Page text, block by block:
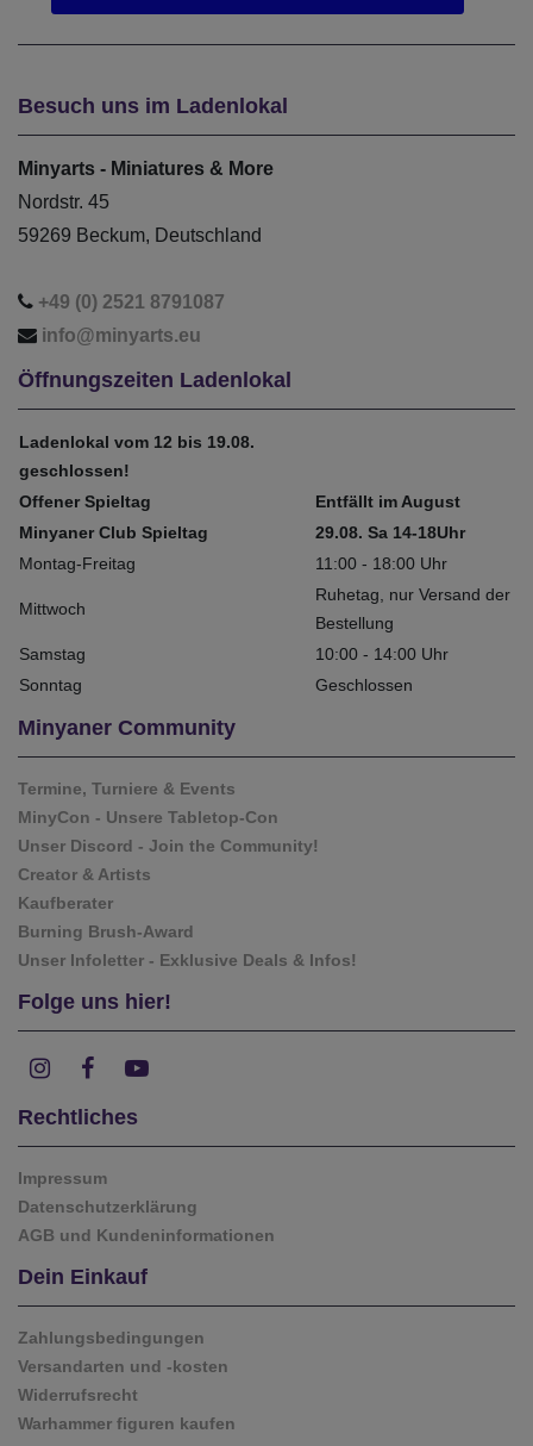
Besuch uns im Ladenlokal
Minyarts - Miniatures & More
Nordstr. 45
59269 Beckum, Deutschland
+49 (0) 2521 8791087
info@minyarts.eu
Öffnungszeiten Ladenlokal
Ladenlokal vom 12 bis 19.08.
geschlossen!
Offener Spieltag
Entfällt im August
Minyaner Club Spieltag
29.08. Sa 14-18Uhr
Montag-Freitag
11:00 - 18:00 Uhr
Mittwoch
Ruhetag, nur Versand der
Bestellung
Samstag
10:00 - 14:00 Uhr
Sonntag
Geschlossen
Minyaner Community
Termine, Turniere & Events
MinyCon - Unsere Tabletop-Con
Unser Discord - Join the Community!
Creator & Artists
Kaufberater
Burning Brush-Award
Unser Infoletter - Exklusive Deals & Infos!
Folge uns hier!
Rechtliches
Impressum
Datenschutzerklärung
AGB und Kundeninformationen
Dein Einkauf
Zahlungsbedingungen
Versandarten und -kosten
Widerrufsrecht
Warhammer figuren kaufen